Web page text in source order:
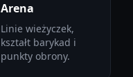
Arena
Linie wieżyczek,
kształt barykad i
punkty obrony.